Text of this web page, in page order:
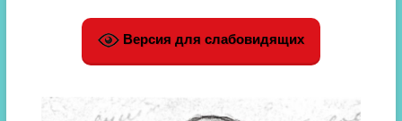
Версия для слабовидящих